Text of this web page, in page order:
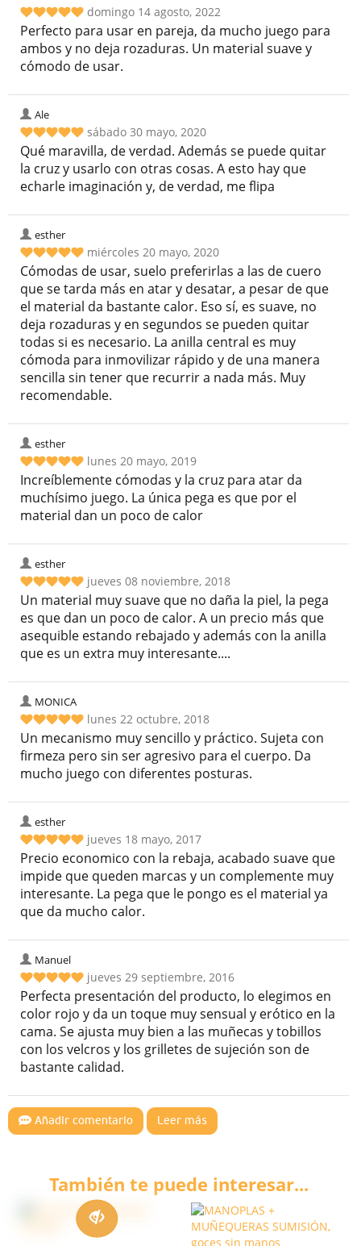
domingo 14 agosto, 2022
Perfecto para usar en pareja, da mucho juego para
ambos y no deja rozaduras. Un material suave y
cómodo de usar.
Ale
sábado 30 mayo, 2020
Qué maravilla, de verdad. Además se puede quitar
la cruz y usarlo con otras cosas. A esto hay que
echarle imaginación y, de verdad, me flipa
esther
miércoles 20 mayo, 2020
Cómodas de usar, suelo preferirlas a las de cuero
que se tarda más en atar y desatar, a pesar de que
el material da bastante calor. Eso sí, es suave, no
deja rozaduras y en segundos se pueden quitar
todas si es necesario. La anilla central es muy
cómoda para inmovilizar rápido y de una manera
sencilla sin tener que recurrir a nada más. Muy
recomendable.
esther
lunes 20 mayo, 2019
Increíblemente cómodas y la cruz para atar da
muchísimo juego. La única pega es que por el
material dan un poco de calor
esther
jueves 08 noviembre, 2018
Un material muy suave que no daña la piel, la pega
es que dan un poco de calor. A un precio más que
asequible estando rebajado y además con la anilla
que es un extra muy interesante....
MONICA
lunes 22 octubre, 2018
Un mecanismo muy sencillo y práctico. Sujeta con
firmeza pero sin ser agresivo para el cuerpo. Da
mucho juego con diferentes posturas.
esther
jueves 18 mayo, 2017
Precio economico con la rebaja, acabado suave que
impide que queden marcas y un complemente muy
interesante. La pega que le pongo es el material ya
que da mucho calor.
Manuel
jueves 29 septiembre, 2016
Perfecta presentación del producto, lo elegimos en
color rojo y da un toque muy sensual y erótico en la
cama. Se ajusta muy bien a las muñecas y tobillos
con los velcros y los grilletes de sujeción son de
bastante calidad.
Añadir comentario Leer más
También te puede interesar...